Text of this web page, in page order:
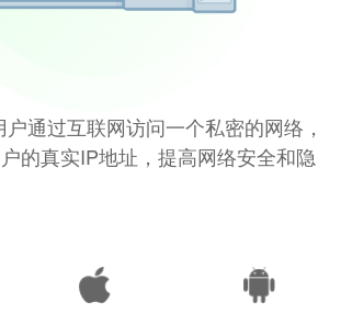
通过互联网访问一个私密的网络，
的真实IP地址，提高网络安全和隐